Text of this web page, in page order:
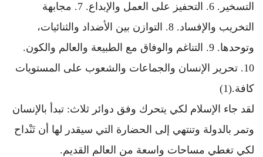
التسخير. 6. التحفيز على العمل والإبداع. 7. مجابهة
التخريب والإفساد. 8. التوازن بين الأضداد والثنائيات،
وتوحدها. 9. التناغم والوفاق مع الطبيعة والعالم والكون.
10. تحرير الإنسان والجماعات والشعوب على المستويات
كافة.(1)
لقد جاء الإسلام لكي يتحرك وفق دوائر ثلاث: تبدأ بالإنسان
وتمر بالدولة وتنتهي إلى الحضارة التي سيقدر لها أن تَنْداح
لكي تغطي مساحات واسعة من العالم القديم.